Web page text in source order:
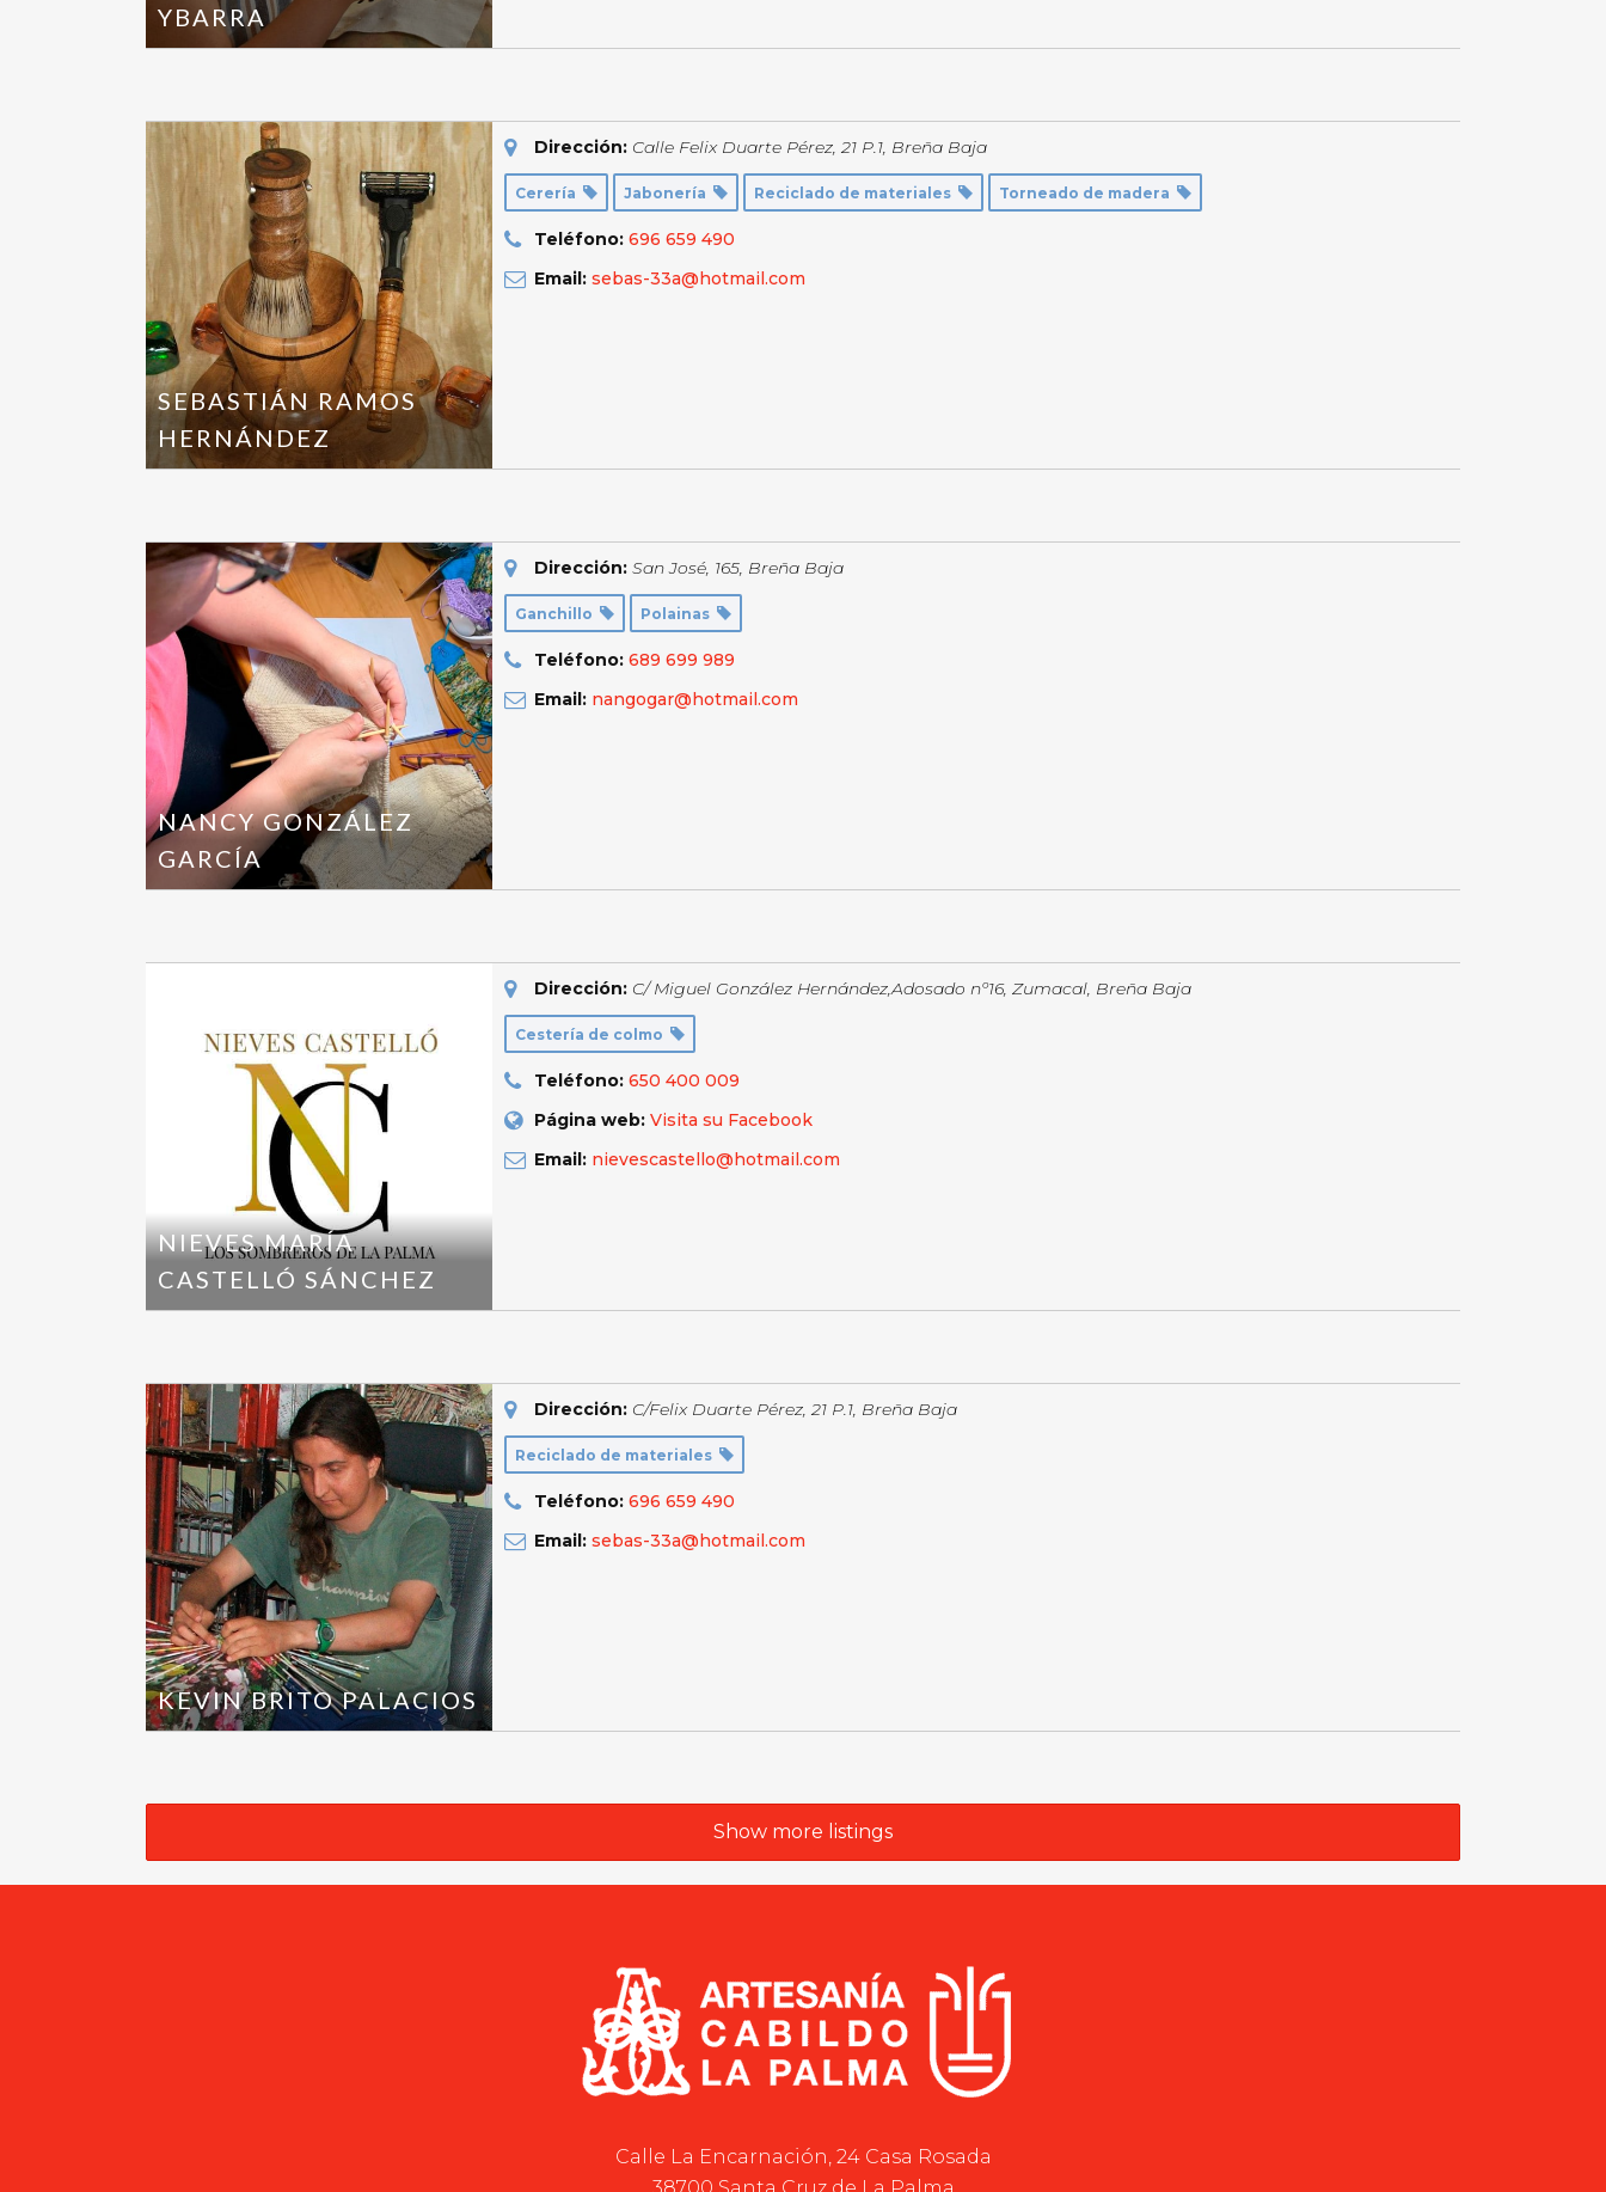
YBARRA
SEBASTIÁN RAMOS
HERNÁNDEZ
Dirección: Calle Felix Duarte Pérez, 21 P.1 Breña Baja
Cerería Jabonería Reciclado de materiales Torneado de madera
Teléfono: 696 659 490
Email: sebas-33a@hotmail.com
NANCY GONZÁLEZ
GARCÍA
Dirección: San José, 165 Breña Baja
Ganchillo Polainas
Teléfono: 689 699 989
Email: nangogar@hotmail.com
NIEVES MARÍA
CASTELLÓ SÁNCHEZ
Dirección: C/ Miguel González Hernández,Adosado nº16, Zumacal Breña Baja
Cestería de colmo
Teléfono: 650 400 009
Página web: Visita su Facebook
Email: nievescastello@hotmail.com
KEVIN BRITO PALACIOS
Dirección: C/Felix Duarte Pérez, 21 P.1 Breña Baja
Reciclado de materiales
Teléfono: 696 659 490
Email: sebas-33a@hotmail.com
Show more listings
Calle La Encarnación, 24 Casa Rosada